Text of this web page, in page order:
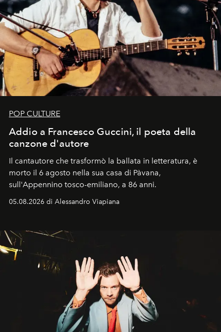
POP CULTURE
Addio a Francesco Guccini, il poeta della
canzone d'autore
Il cantautore che trasformò la ballata in letteratura, è
morto il 6 agosto nella sua casa di Pàvana,
sull'Appennino tosco-emiliano, a 86 anni.
05.08.2026 di Alessandro Viapiana